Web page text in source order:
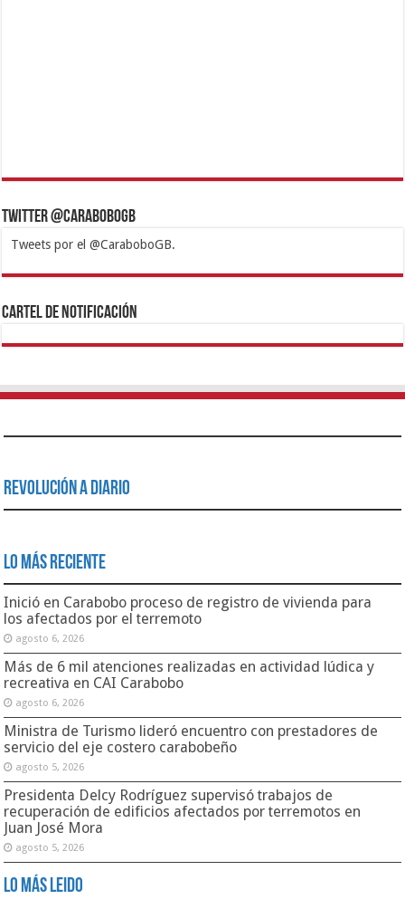
Twitter @CaraboboGB
Tweets por el @CaraboboGB.
1xbetBetturkeyBetistKralbetSupertotobetTipobetMatadorbetMariobet
https://mvbcasino.com/
Cartel de Notificación
Revolución a Diario
Lo Más Reciente
Inició en Carabobo proceso de registro de vivienda para
los afectados por el terremoto
agosto 6, 2026
Más de 6 mil atenciones realizadas en actividad lúdica y
recreativa en CAI Carabobo
agosto 6, 2026
Ministra de Turismo lideró encuentro con prestadores de
servicio del eje costero carabobeño
agosto 5, 2026
Presidenta Delcy Rodríguez supervisó trabajos de
recuperación de edificios afectados por terremotos en
Juan José Mora
agosto 5, 2026
Lo Más Leido